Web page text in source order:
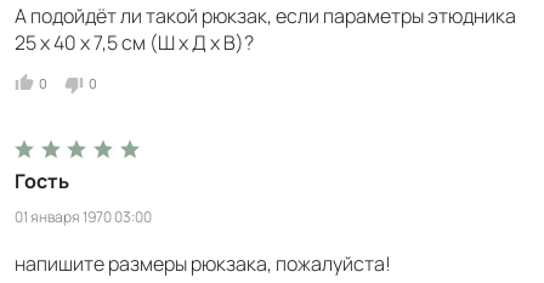
А подойдёт ли такой рюкзак, если параметры этюдника
25 х 40 х 7,5 см (Ш x Д x В)?
0 0
Гость
01 января 1970 03:00
напишите размеры рюкзака, пожалуйста!